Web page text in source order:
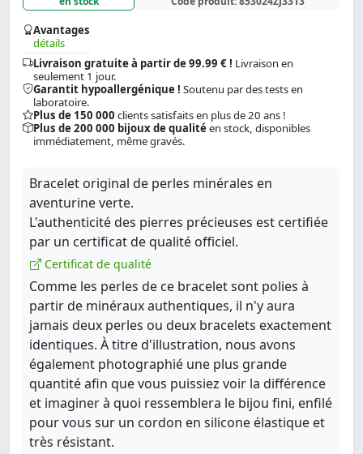
Avantages
détails
Livraison gratuite à partir de 99.99 € ! Livraison en
seulement 1 jour.
Garantit hypoallergénique ! Soutenu par des tests en
laboratoire.
Plus de 150 000 clients satisfaits en plus de 20 ans !
Plus de 200 000 bijoux de qualitéen stock, disponibles
immédiatement, même gravés.
Bracelet original de perles minérales en
aventurine verte.
L'authenticité des pierres précieuses est certifiée
par un certificat de qualité officiel.
Certificat de qualité
Comme les perles de ce bracelet sont polies à
partir de minéraux authentiques, il n'y aura
jamais deux perles ou deux bracelets exactement
identiques. À titre d'illustration, nous avons
également photographié une plus grande
quantité afin que vous puissiez voir la différence
et imaginer à quoi ressemblera le bijou fini, enfilé
pour vous sur un cordon en silicone élastique et
très résistant.